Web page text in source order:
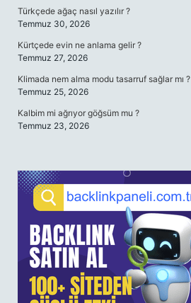
Türkçede ağaç nasıl yazılır ?
Temmuz 30, 2026
Kürtçede evin ne anlama gelir ?
Temmuz 27, 2026
Klimada nem alma modu tasarruf sağlar mı ?
Temmuz 25, 2026
Kalbim mi ağrıyor göğsüm mu ?
Temmuz 23, 2026